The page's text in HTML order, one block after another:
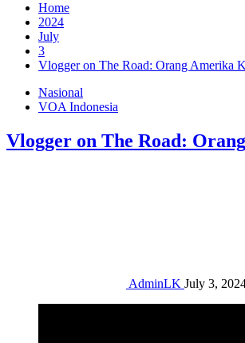
Home
2024
July
3
Vlogger on The Road: Orang Amerika
Nasional
VOA Indonesia
Vlogger on The Road:
AdminLK July 3,